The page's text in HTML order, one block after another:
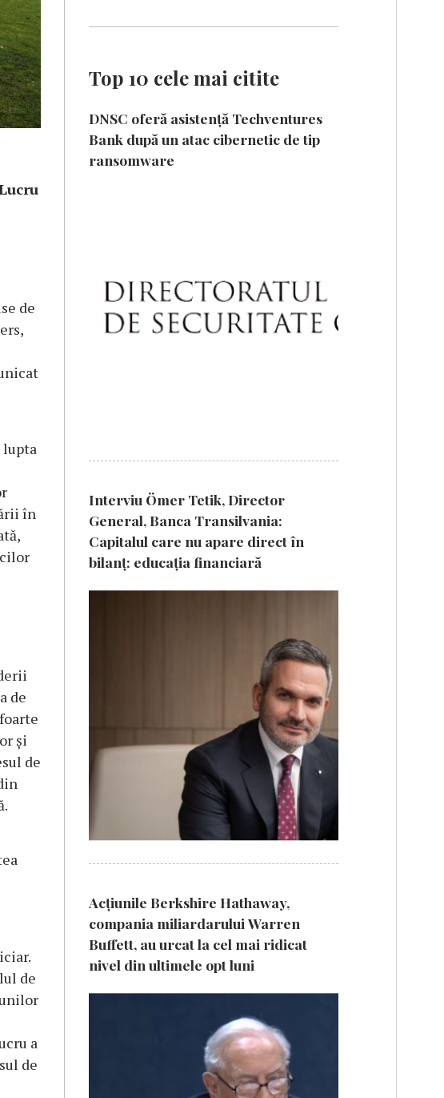
de
lupta
în
de
şi
de
de
a
de
Top 10 cele mai citite
DNSC oferă asistență Techventures
Bank după un atac cibernetic de tip
ransomware
Interviu Ömer Tetik, Director
General, Banca Transilvania:
Capitalul care nu apare direct în
bilanț: educația financiară
Acțiunile Berkshire Hathaway,
compania miliardarului Warren
Buffett, au urcat la cel mai ridicat
nivel din ultimele opt luni